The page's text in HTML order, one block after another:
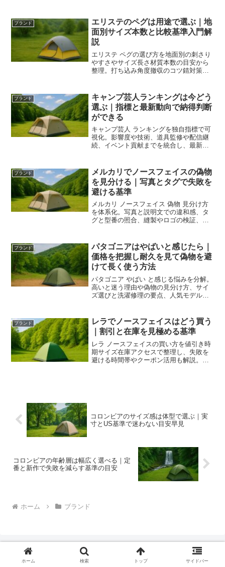
す。
ブランド
エリステのペグは用途で選ぶ｜地
面別サイズ本数と比較基準入門解
説
エリステ ペグの選び方を地面別の刺さり
やすさやサイズ長さ材質本数の目安から
整理。打ち込み角度撤収のコツ錆対策比
ブランド
キャンプ芸人ランキングは今どう
選ぶ｜指標と最新動向で納得判断
ができる
キャンプ芸人 ランキングを独自指標で可
視化。影響度や技術、道具監修や配信継
続、イベント貢献までを統合し、最新動
ブランド
メルカリでノースフェイスの偽物
を見分ける｜写真とタグで失敗を
避ける基準
メルカリ ノースフェイス 偽物 見分け方
を体系化。写真と説明文での違和感、タ
グと型番の照合、縫製やロゴの検証、取
ブランド
パタゴニアはやばいと感じたら｜
価格を把握し耐久を見て偽物を避
けて長く使う方法
パタゴニア やばい と感じる悩みを分解。
高いと迷う理由や偽物の見分け方、サイ
ズ選びと洗濯修理の要点、人気モデルの
ブランド
レラでノースフェイスはどう買う
｜割引と在庫を見極める基準
レラ ノースフェイスの買い方を値引き時
期サイズ在庫アクセスで整理し、失敗を
避ける時間帯やクーポン活用も解説。キ
コロンビアのサイズ感は体型で選ぶ｜実
寸とUS基準で迷わない目安早見
コロンビアの年齢層は幅広く選べる｜定
番と新作で失敗を減らす基準の目安
ホーム ブランド
ホーム 検索 トップ サイドバー